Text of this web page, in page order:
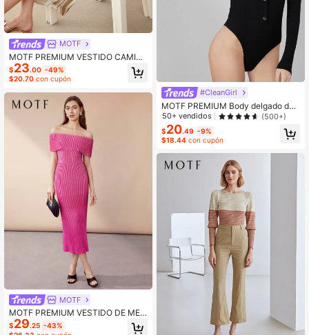
MOTF
MOTF PREMIUM VESTIDO CAMISE
RO CON ESTAMPADO Y GIRO DEL
ANTERO
$23.00 -49%
$20.70 con cupón
MOTF
MOTF PREMIUM VESTIDO DE MEZ
CLA DE VISCOSA CON HOMBRO D
ESCUBIERTO
$29.25 -43%
#CleanGirl
MOTF PREMIUM Body delgado de
canalé de viscosa
50+ vendidos (500+)
$20.49 -9%
$18.44 con cupón